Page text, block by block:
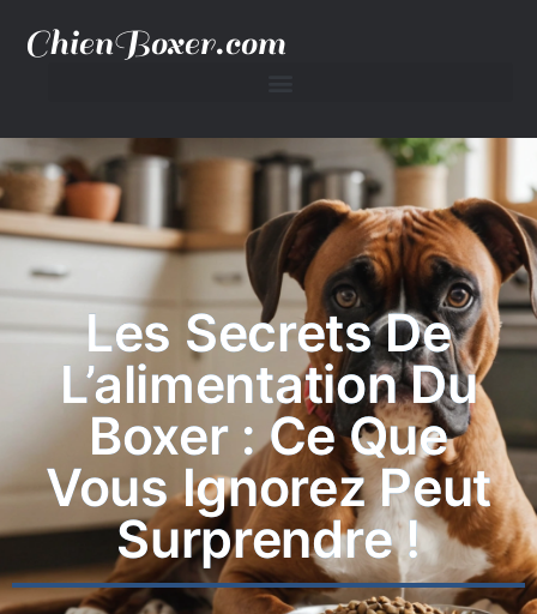
ChienBoxer.com
Les Secrets De
L’alimentation Du
Boxer : Ce Que
Vous Ignorez Peut
Surprendre !